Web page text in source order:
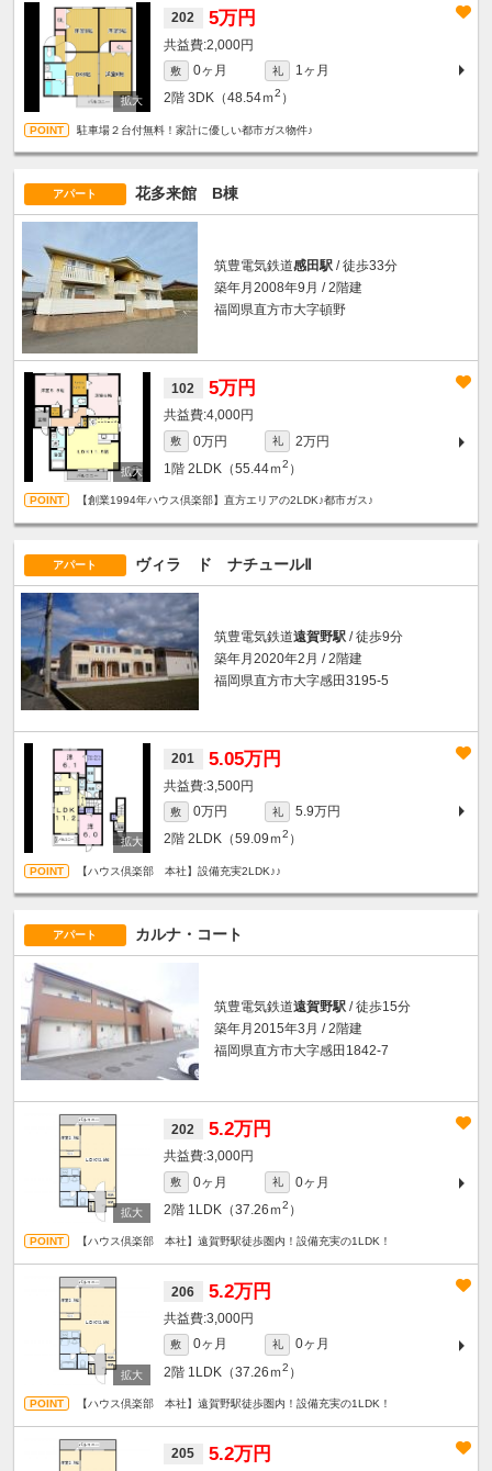
202 5万円
2,000円
敷 0ヶ月 礼
1ヶ月
2階 3DK（48.54ｍ2 ）
駐車場２台付無料！家計に優しい都市ガス物件♪
アパート 花多来館 B棟
筑豊電気鉄道感田駅 / 徒歩33分
築年月2008年9月 / 2階建
福岡県直方市大字頓野
102 5万円
4,000円
敷 0万円 礼
2万円
1階 2LDK（55.44ｍ2 ）
【創業1994年ハウス倶楽部】直方エリアの2LDK♪都市ガス♪
アパート ヴィラ ド ナチュールⅡ
筑豊電気鉄道遠賀野駅 / 徒歩9分
築年月2020年2月 / 2階建
福岡県直方市大字感田3195-5
201 5.05万円
3,500円
敷 0万円 礼
5.9万円
2階 2LDK（59.09ｍ2 ）
【ハウス倶楽部 本社】設備充実2LDK♪♪
アパート カルナ・コート
筑豊電気鉄道遠賀野駅 / 徒歩15分
築年月2015年3月 / 2階建
福岡県直方市大字感田1842-7
202 5.2万円
3,000円
敷 0ヶ月 礼
0ヶ月
2階 1LDK（37.26ｍ2 ）
【ハウス倶楽部 本社】遠賀野駅徒歩圏内！設備充実の1LDK！
206 5.2万円
3,000円
敷 0ヶ月 礼
0ヶ月
2階 1LDK（37.26ｍ2 ）
【ハウス倶楽部 本社】遠賀野駅徒歩圏内！設備充実の1LDK！
205 5.2万円